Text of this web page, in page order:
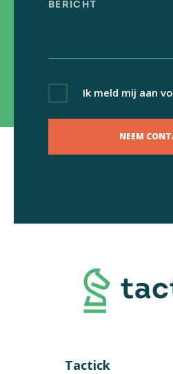
Ik meld mij aan
NEEM
Tactick